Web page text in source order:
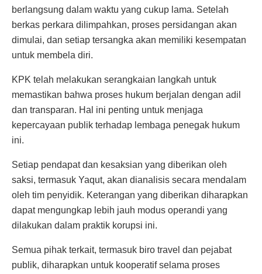
berlangsung dalam waktu yang cukup lama. Setelah
berkas perkara dilimpahkan, proses persidangan akan
dimulai, dan setiap tersangka akan memiliki kesempatan
untuk membela diri.
KPK telah melakukan serangkaian langkah untuk
memastikan bahwa proses hukum berjalan dengan adil
dan transparan. Hal ini penting untuk menjaga
kepercayaan publik terhadap lembaga penegak hukum
ini.
Setiap pendapat dan kesaksian yang diberikan oleh
saksi, termasuk Yaqut, akan dianalisis secara mendalam
oleh tim penyidik. Keterangan yang diberikan diharapkan
dapat mengungkap lebih jauh modus operandi yang
dilakukan dalam praktik korupsi ini.
Semua pihak terkait, termasuk biro travel dan pejabat
publik, diharapkan untuk kooperatif selama proses